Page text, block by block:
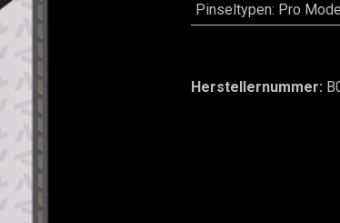
Pinseltypen: Pro
Herstellernummer: